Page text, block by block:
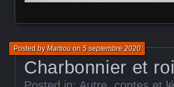
Charbonnier et roi
Posted byMartiouon5 septembre 2020